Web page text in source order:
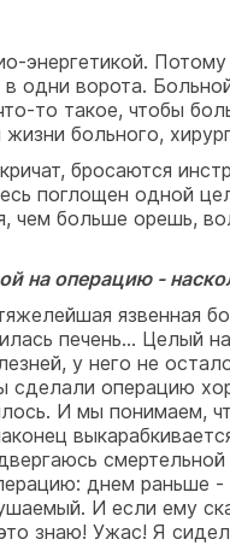
энергетикой.
одни ворота.
то такое, чтобы
больного,
бросаются
поглощен одной
больше орешь,
на операцию -
язвенная
печень... Целый
у него не
операцию
И мы
днем раньше
И если ему
знаю! Ужас! Я